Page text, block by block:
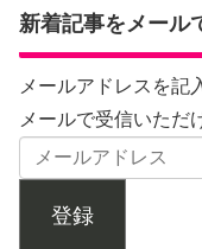
新着記事をメール
メールアドレスを記
メールで受信いただ
登録